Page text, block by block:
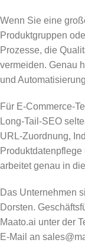
Wenn Sie eine
Produktgruppen
Prozesse, die
vermeiden. Genau
und
Für E-Commerce-
Long-Tail-SEO
URL-Zuordnung,
arbeitet genau in
Das Unternehmen
Dorsten.
Maato.ai unter der
E-Mail an